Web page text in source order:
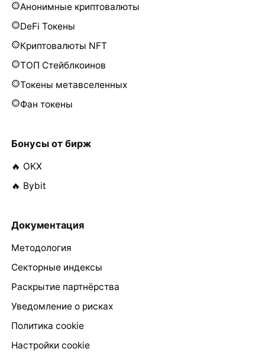
Анонимные криптовалюты
DeFi Токены
Криптовалюты NFT
ТОП Стейблкоинов
Токены метавселенных
Фан токены
Бонусы от бирж
🔥 OKX
🔥 Bybit
Документация
Методология
Секторные индексы
Раскрытие партнёрства
Уведомление о рисках
Политика cookie
Настройки cookie